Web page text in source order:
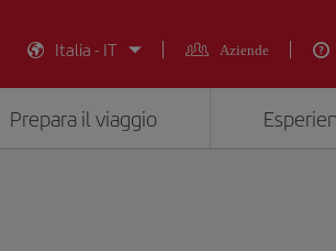
Italia - IT
Aziende
Prepara il viaggio